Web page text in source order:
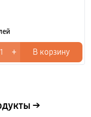
+ В корзину
→